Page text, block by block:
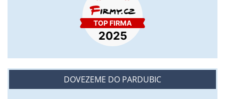
DOVEZEME DO PARDUBIC